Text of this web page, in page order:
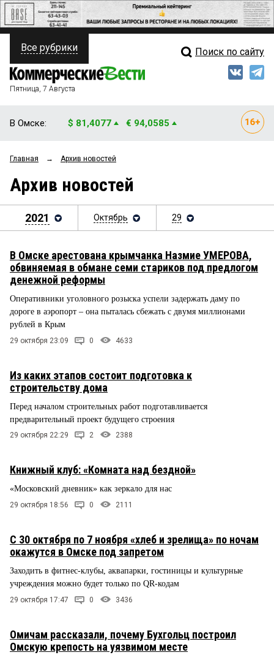
ПОЛИТИКА
ФИНАНСЫ
ОБЩЕСТВО
ЗАКОН
НОВОСТИ КОМПАНИЙ
СТИЛЬ ЖИЗНИ
Свежий выпуск
Блоги
Все рубрики Поиск по сайту
Пятница, 7 Августа
В Омске: $ 81,4077 € 94,0585
Главная → Архив новостей
Архив новостей
2021 Октябрь 29
В Омске арестована крымчанка Назмие УМЕРОВА,
обвиняемая в обмане семи стариков под предлогом
денежной реформы
Оперативники уголовного розыска успели задержать даму по
дороге в аэропорт – она пыталась сбежать с двумя миллионами
рублей в Крым
29 октября 23:09 0 4633
Из каких этапов состоит подготовка к
строительству дома
Перед началом строительных работ подготавливается
предварительный проект будущего строения
29 октября 22:29 2 2388
Книжный клуб: «Комната над бездной»
«Московский дневник» как зеркало для нас
29 октября 18:56 0 2111
С 30 октября по 7 ноября «хлеб и зрелища» по ночам
окажутся в Омске под запретом
Заходить в фитнес-клубы, аквапарки, гостиницы и культурные
учреждения можно будет только по QR-кодам
29 октября 17:47 0 3436
Омичам рассказали, почему Бухгольц построил
Омскую крепость на уязвимом месте